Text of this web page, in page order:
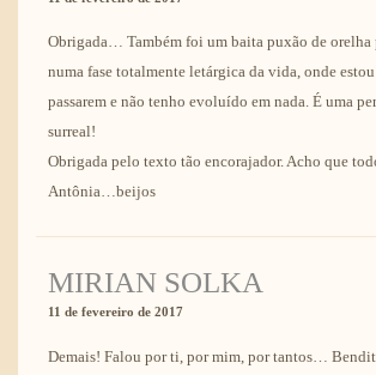
Obrigada… Também foi um baita puxão de orelha
numa fase totalmente letárgica da vida, onde
passarem e não tenho evoluído em nada. É uma
surreal!
Obrigada pelo texto tão encorajador. Acho que
Antônia…beijos
MIRIAN SOLKA
11 de fevereiro de 2017
Demais! Falou por ti, por mim, por tantos…